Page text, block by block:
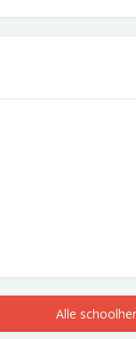
Alle